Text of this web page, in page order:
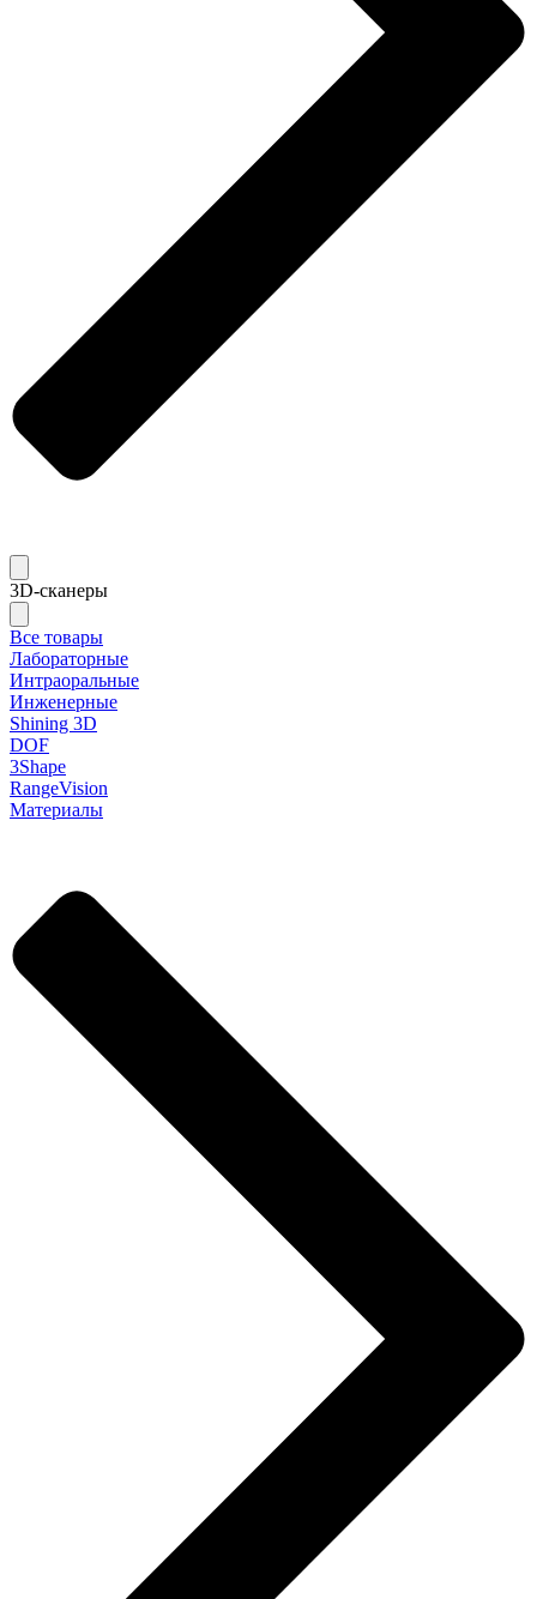
3D-сканеры
Все товары
Лабораторные
Интраоральные
Инженерные
Shining 3D
DOF
3Shape
RangeVision
Материалы